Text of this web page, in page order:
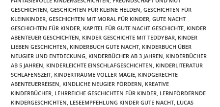
GESCHICHTEN, GESCHICHTEN FÜR KLEINE HELDEN, GESCHICHTEN FÜR
KLEINKINDER, GESCHICHTEN MIT MORAL FÜR KINDER, GUTE NACHT
GESCHICHTEN FÜR KINDER, KAPITEL FÜR GUTE NACHT GESCHICHTE, KINDER
ABENTEUER GESCHICHTEN, KINDER GESCHICHTE MIT TEDDYBÄR, KINDER
LIEBEN GESCHICHTEN, KINDERBUCH GUTE NACHT, KINDERBUCH ÜBER
NEUGIER UND ENTDECKUNG, KINDERBÜCHER AB 3 JAHREN, KINDERBÜCHER
AB 5 JAHREN, KINDERLEICHTE EINSCHLAFGESCHICHTEN, KINDERLITERATUR
SCHLAFENSZEIT, KINDERTRÄUME VOLLER MAGIE, KINDGERECHTE
ABENTEUERREISEN, KINDLICHE NEUGIER FÖRDERN, KREATIVE
KINDERBÜCHER, LEHRREICHE GESCHICHTEN FÜR KINDER, LERNFÖRDERNDE
KINDERGESCHICHTEN, LESEEMPFEHLUNG KINDER GUTE NACHT, LUCAS